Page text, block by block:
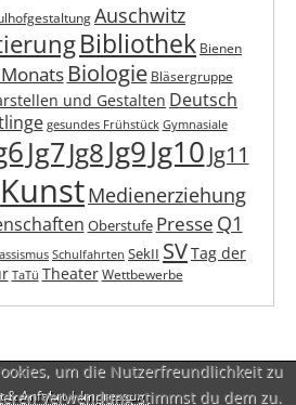
Auschwitz
Bibliothek Bienen
Biologie Bläsergruppe
und Gestalten Deutsch
gesundes Frühstück Gymnasiale
Jg7Jg8Jg9Jg10Jg11
KunstMedienerziehung
Oberstufe Presse Q1
Schulfahrten SekII SVTag der
TaTü Theater Wettbewerbe
& Anfahrt|Impressum
um die Nutzerfreundlichkeit zu
Verwendung stimmst du dem zu.